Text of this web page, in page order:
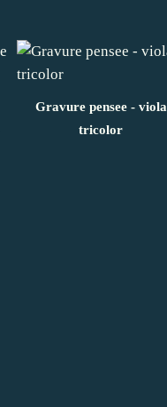
Gravure pensee - viola
tricolor